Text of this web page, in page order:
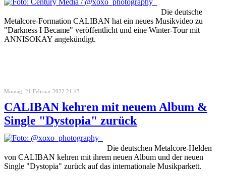
Die deutsche
Metalcore-Formation CALIBAN hat ein neues Musikvideo zu
"Darkness I Became" veröffentlicht und eine Winter-Tour mit
ANNISOKAY angekündigt.
Montag, 21 Februar 2022 21:13
CALIBAN kehren mit neuem Album &
Single "Dystopia" zurück
Die deutschen Metalcore-Helden
von CALIBAN kehren mit ihrem neuen Album und der neuen
Single "Dystopia" zurück auf das internationale Musikparkett.